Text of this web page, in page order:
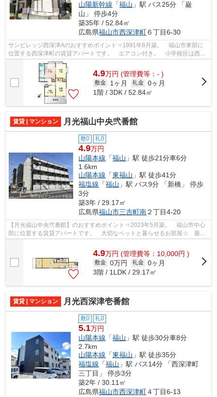
山陽新幹線 「福山 」駅 バス25分 「巌
山」 停歩4分
築35年 / 52.84㎡
広島県福山市西深津町６丁目6-30
サンビレッジ西深津Aのおすすめポイント⇒1991年6月築。 福山市東部に
位置する西深津町の賃貸アパートです。 エアコン付き。 小学校区は西深
津小学校です！ 徒歩約8分のところには...
4.9万円 (管理費等：- )
敷金 1ヶ月 礼金 0ヶ月
1階 / 3DK / 52.84㎡
賃貸 | マンション 月光福山中央弐番館
敷0 礼0
4.9万円
山陽本線 「福山 」駅 徒歩21分車6分
1.6km
山陽本線 「東福山 」駅 徒歩41分
福塩線 「福山 」駅 バス9分 「新橋」 停歩
3分
築3年 / 29.17㎡
広島県福山市三吉町南２丁目4-20
【月光福山中央弐番館】のおすすめポイント⇒2023年5月築。 福山市中心
部に位置する賃貸アパートです。 大切なペットと暮らせるお部屋☆ 最寄
4.9万円 (管理費等：10,000円 )
敷金 0万円 礼金 0ヶ月
3階 / 1LDK / 29.17㎡
賃貸 | マンション 月光西深津壱番館
敷0 礼0
5.1万円
山陽本線 「福山 」駅 徒歩30分車8分
2.7km
山陽本線 「東福山 」駅 徒歩35分
福塩線 「福山 」駅 バス14分 「西深津町
三丁目」 停歩3分
築2年 / 30.11㎡
広島県福山市西深津町４丁目6-13